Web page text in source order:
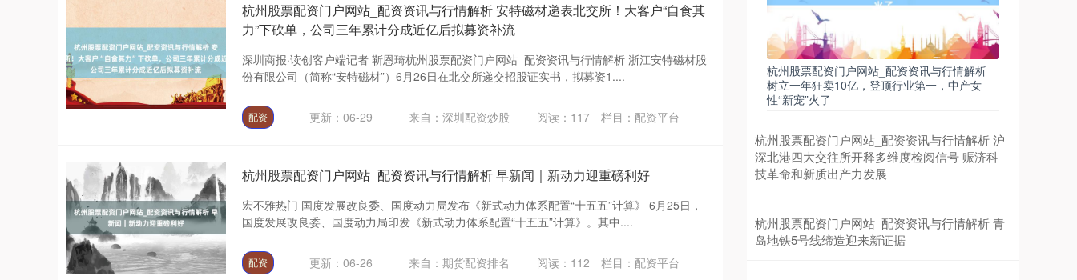
杭州股票配资门户网站_配资资讯与行情解析 安特磁材递表北交所！大客户“自食其
力”下砍单，公司三年累计分成近亿后拟募资补流
深圳商报·读创客户端记者 靳恩琦杭州股票配资门户网站_配资资讯与行情解析 浙江安特磁材股
份有限公司（简称“安特磁材”）6月26日在北交所递交招股证实书，拟募资1....
配资 更新：06-29 来自：深圳配资炒股 阅读： 117 栏目： 配资平台
杭州股票配资门户网站_配资资讯与行情解析 早新闻｜新动力迎重磅利好
宏不雅热门 国度发展改良委、国度动力局发布《新式动力体系配置“十五五”计算》 6月25日，
国度发展改良委、国度动力局印发《新式动力体系配置“十五五”计算》。其中....
配资 更新：06-26 来自：期货配资排名 阅读： 112 栏目： 配资平台
沪深300 +0.93%
杭州股票配资门户网站_配资资讯与行情解析
树立一年狂卖10亿，登顶行业第一，中产女
性“新宠”火了
杭州股票配资门户网站_配资资讯与行情解析 沪
深北港四大交往所开释多维度检阅信号 赈济科
技革命和新质出产力发展
杭州股票配资门户网站_配资资讯与行情解析 青
岛地铁5号线缔造迎来新证据